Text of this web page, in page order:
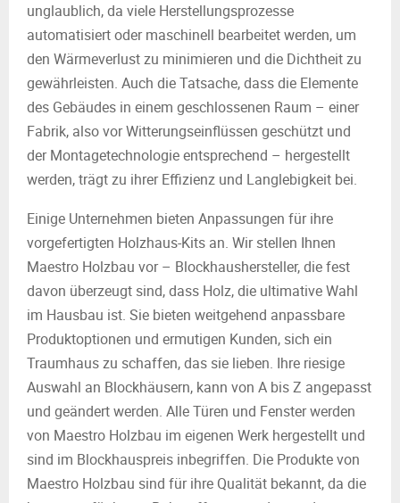
unglaublich, da viele Herstellungsprozesse
automatisiert oder maschinell bearbeitet werden, um
den Wärmeverlust zu minimieren und die Dichtheit zu
gewährleisten. Auch die Tatsache, dass die Elemente
des Gebäudes in einem geschlossenen Raum – einer
Fabrik, also vor Witterungseinflüssen geschützt und
der Montagetechnologie entsprechend – hergestellt
werden, trägt zu ihrer Effizienz und Langlebigkeit bei.
Einige Unternehmen bieten Anpassungen für ihre
vorgefertigten Holzhaus-Kits an. Wir stellen Ihnen
Maestro Holzbau vor – Blockhaushersteller, die fest
davon überzeugt sind, dass Holz, die ultimative Wahl
im Hausbau ist. Sie bieten weitgehend anpassbare
Produktoptionen und ermutigen Kunden, sich ein
Traumhaus zu schaffen, das sie lieben. Ihre riesige
Auswahl an Blockhäusern, kann von A bis Z angepasst
und geändert werden. Alle Türen und Fenster werden
von Maestro Holzbau im eigenen Werk hergestellt und
sind im Blockhauspreis inbegriffen. Die Produkte von
Maestro Holzbau sind für ihre Qualität bekannt, da die